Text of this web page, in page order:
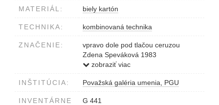
MATERIÁL: biely kartón
TECHNIKA: kombinovaná technika
ZNAČENIE:
vpravo dole pod tlačou ceruzou
Zdena Speváková 1983
vľavo dole pod tlačou ceruzou 3/5
zobraziť viac
INŠTITÚCIA: Považská galéria umenia, PGU
INVENTÁRNE
G 441